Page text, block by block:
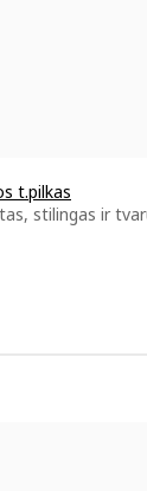
t.pilkas
stilingas ir